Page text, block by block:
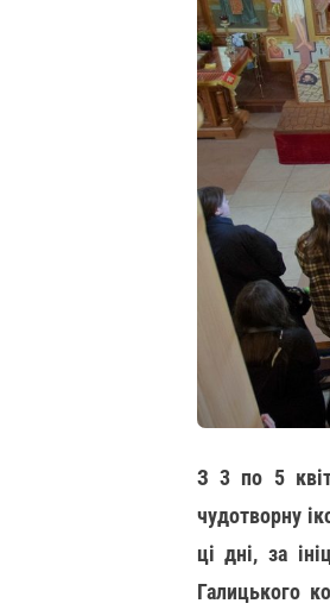
З 3 по 5
чудотворну
ці дні, за
Галицького